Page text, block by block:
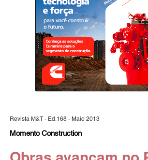
Revista M&T - Ed.168 - Maio 2013
Momento Construction